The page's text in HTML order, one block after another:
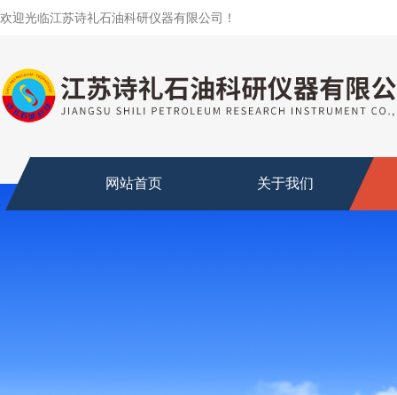
欢迎光临江苏诗礼石油科研仪器有限公司！
网站首页 关于我们